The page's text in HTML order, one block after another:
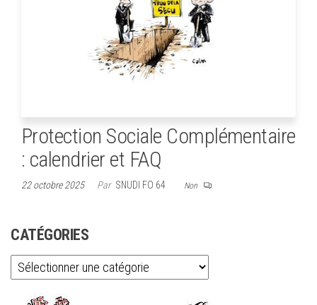
Protection Sociale Complémentaire
: calendrier et FAQ
22 octobre 2025 Par SNUDI FO 64 Non
CATÉGORIES
Catégories